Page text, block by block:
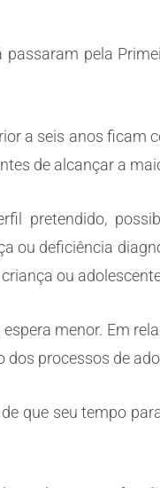
pela
a seis anos ficam
de alcançar a
pretendido,
ou deficiência
ou
menor. Em
dos processos de
que seu tempo